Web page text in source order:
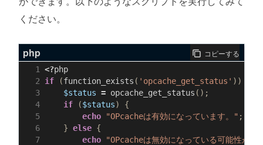
ください。
php コピーする
<?php
if
(function_exists ( 'opcache_get_status' ))
$status = opcache_get_status ();
if
($status)
{
echo
"OPcacheは有効になっています。" ;
} else {
echo
"OPcacheは無効になっている可能性があ